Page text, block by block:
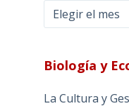
Archivos
Biología y
La Cultura y